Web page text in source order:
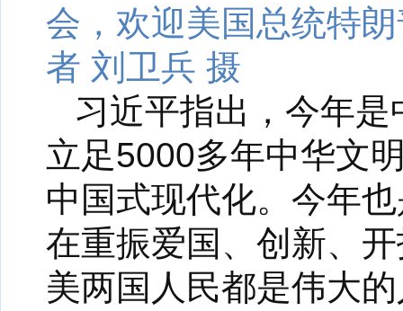
会，欢迎美国总统特
者 刘卫兵 摄
习近平指出，今年是
立足5000多年中华文
中国式现代化。今年
在重振爱国、创新、
美两国人民都是伟大